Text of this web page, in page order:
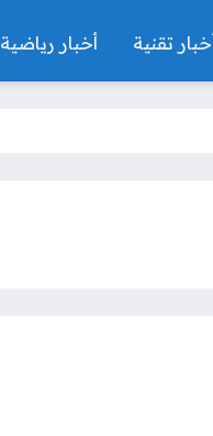
تقنية أخبار رياضية